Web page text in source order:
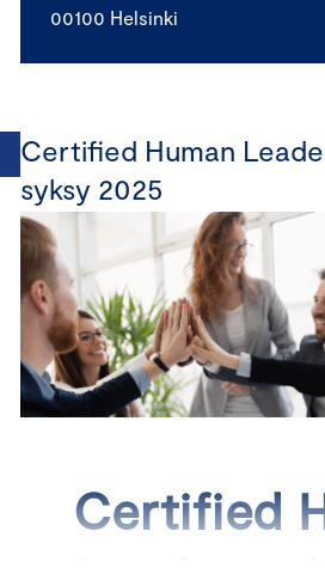
00100 Helsinki
Certified Human
syksy 2025
Certified